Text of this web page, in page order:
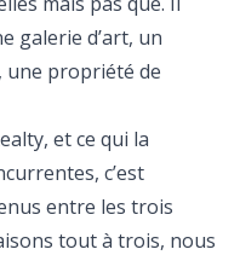
galerie d’art, un
une propriété de
et ce qui la
c’est
entre les trois
tout à trois, nous